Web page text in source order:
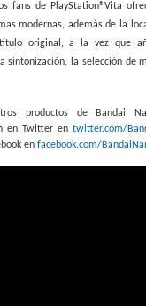
fans de PlayStation®Vita
modernas, además de la
original, a la vez que
la selección de
productos de Bandai
en Twitter entwitter.com/
en facebook.com/